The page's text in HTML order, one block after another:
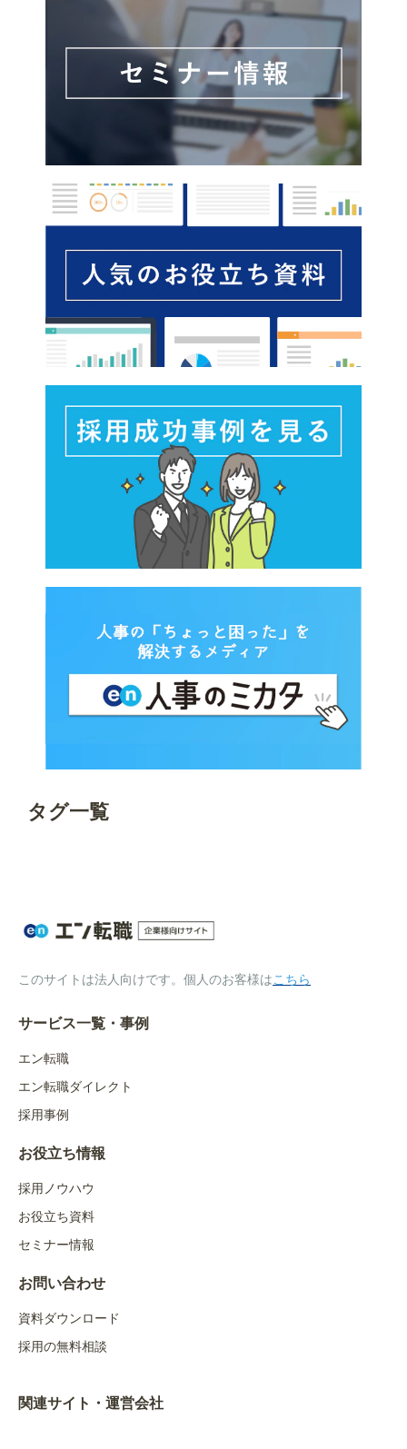
タグ一覧
このサイトは法人向けです。個人のお客様はこちら
サービス一覧・事例
エン転職
エン転職ダイレクト
採用事例
お役立ち情報
採用ノウハウ
お役立ち資料
セミナー情報
お問い合わせ
資料ダウンロード
採用の無料相談
関連サイト・運営会社